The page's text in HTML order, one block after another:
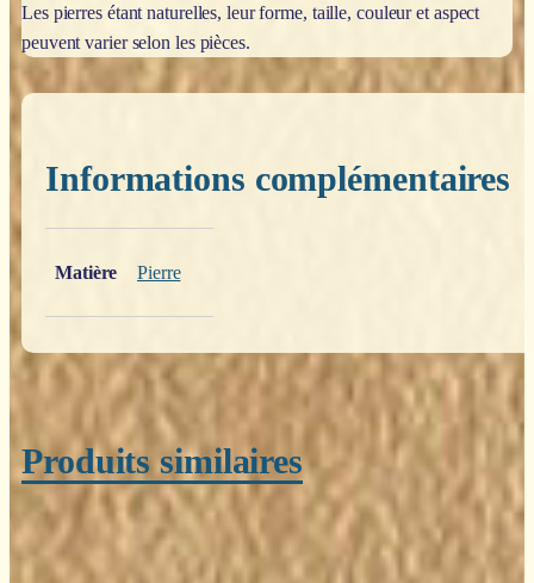
Les pierres étant naturelles, leur forme, taille, couleur et aspect
peuvent varier selon les pièces.
Informations complémentaires
Matière
Pierre
Produits similaires